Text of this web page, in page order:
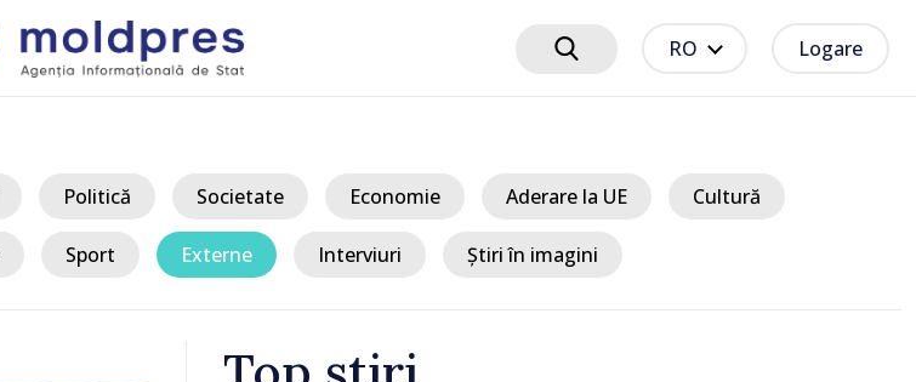
RO Logare
Politică Societate Economie Aderare la UE Cultură
Sport Externe Interviuri Știri în imagini